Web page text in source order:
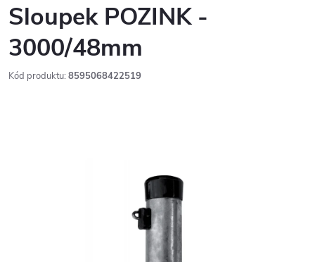
Sloupek POZINK -
3000/48mm
Kód produktu: 8595068422519